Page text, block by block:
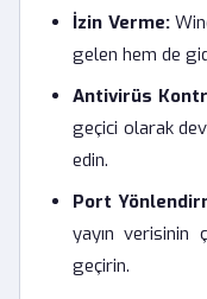
İzin Verme:
gelen hem de
Antivirüs
geçici olarak
edin.
Port
yayın verisinin
geçirin.